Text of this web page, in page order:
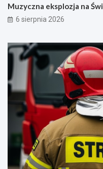
Muzyczna eksplozja na
6 sierpnia 2026